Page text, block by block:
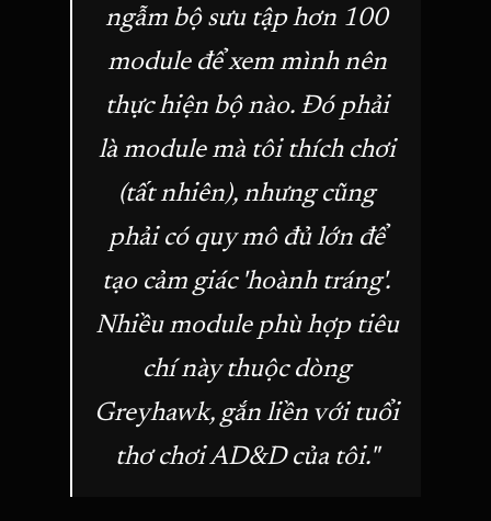
ngẫm bộ sưu tập hơn 100
module để xem mình nên
thực hiện bộ nào. Đó phải
là module mà tôi thích chơi
(tất nhiên), nhưng cũng
phải có quy mô đủ lớn để
tạo cảm giác 'hoành tráng'.
Nhiều module phù hợp tiêu
chí này thuộc dòng
Greyhawk, gắn liền với tuổi
thơ chơi AD&D của tôi."